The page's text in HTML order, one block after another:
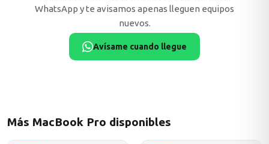
WhatsApp y te avisamos apenas lleguen equipos
nuevos.
Avísame cuando llegue
Más MacBook Pro disponibles